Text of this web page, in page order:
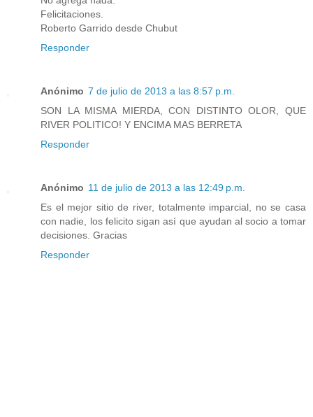
Felicitaciones.
Roberto Garrido desde Chubut
Responder
Anónimo 7 de julio de 2013 a las 8:57 p.m.
SON LA MISMA MIERDA, CON DISTINTO OLOR, QUE
RIVER POLITICO! Y ENCIMA MAS BERRETA
Responder
Anónimo 11 de julio de 2013 a las 12:49 p.m.
Es el mejor sitio de river, totalmente imparcial, no se casa
con nadie, los felicito sigan así que ayudan al socio a tomar
decisiones. Gracias
Responder